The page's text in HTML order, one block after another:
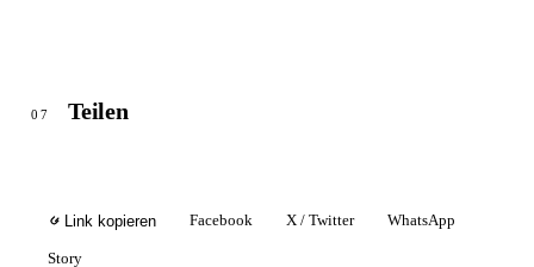
07 Teilen
Link kopieren Facebook X / Twitter WhatsApp
Story